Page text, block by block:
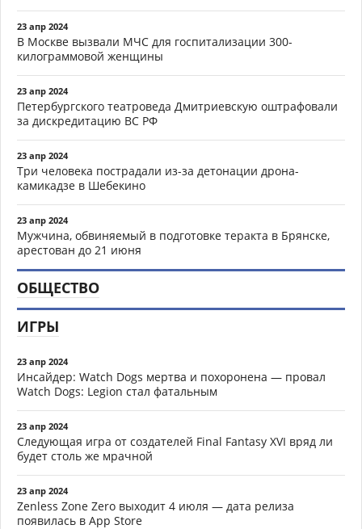
23 апр 2024
В Москве вызвали МЧС для госпитализации 300-
килограммовой женщины
23 апр 2024
Петербургского театроведа Дмитриевскую оштрафовали
за дискредитацию ВС РФ
23 апр 2024
Три человека пострадали из-за детонации дрона-
камикадзе в Шебекино
23 апр 2024
Мужчина, обвиняемый в подготовке теракта в Брянске,
арестован до 21 июня
ОБЩЕСТВО
ИГРЫ
23 апр 2024
Инсайдер: Watch Dogs мертва и похоронена — провал
Watch Dogs: Legion стал фатальным
23 апр 2024
Следующая игра от создателей Final Fantasy XVI вряд ли
будет столь же мрачной
23 апр 2024
Zenless Zone Zero выходит 4 июля — дата релиза
появилась в App Store